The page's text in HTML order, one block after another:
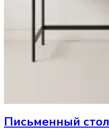
Письменный стол